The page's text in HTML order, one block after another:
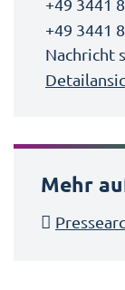
+49 3441
+49 3441
Nachricht
Mehr